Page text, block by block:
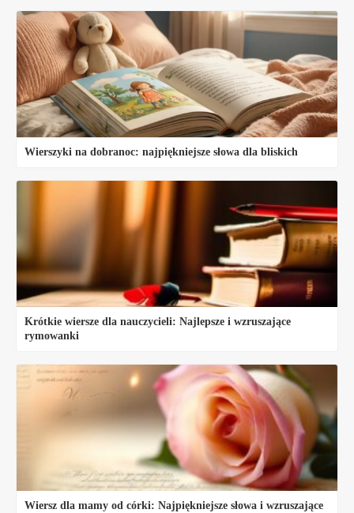
Wierszyki na dobranoc: najpiękniejsze słowa dla bliskich
Krótkie wiersze dla nauczycieli: Najlepsze i wzruszające
rymowanki
Wiersz dla mamy od córki: Najpiękniejsze słowa i wzruszające